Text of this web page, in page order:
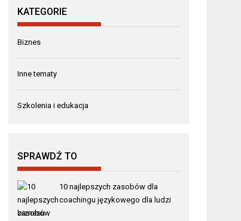
KATEGORIE
Biznes
Inne tematy
Szkolenia i edukacja
SPRAWDŹ TO
10 najlepszych zasobów dla
coachingu językowego dla ludzi
biznesu